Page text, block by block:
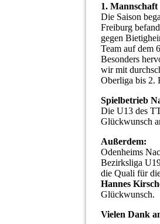
1.
Die Saison
Freiburg
gegen
Team auf dem
Besonders
wir mit
Oberliga bis 2.
Spielbetrieb
Die U13 des
Glückwunsch
Außerdem:
Odenheims
Bezirksliga
die Quali für
Hannes
Glückwunsch.
Vielen Dank